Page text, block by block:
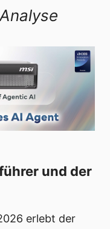
und der
erlebt der